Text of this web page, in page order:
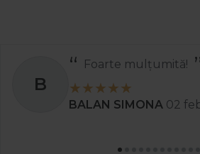
B
Foarte mulțumită!
BALAN SIMONA 02